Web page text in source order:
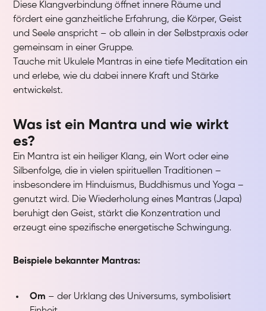
Diese Klangverbindung öffnet innere Räume und
fördert eine ganzheitliche Erfahrung, die Körper, Geist
und Seele anspricht – ob allein in der Selbstpraxis oder
gemeinsam in einer Gruppe.
Tauche mit Ukulele Mantras in eine tiefe Meditation ein
und erlebe, wie du dabei innere Kraft und Stärke
entwickelst.
Was ist ein Mantra und wie wirkt
es?
Ein Mantra ist ein heiliger Klang, ein Wort oder eine
Silbenfolge, die in vielen spirituellen Traditionen –
insbesondere im Hinduismus, Buddhismus und Yoga –
genutzt wird. Die Wiederholung eines Mantras (Japa)
beruhigt den Geist, stärkt die Konzentration und
erzeugt eine spezifische energetische Schwingung.
Beispiele bekannter Mantras:
Om – der Urklang des Universums, symbolisiert